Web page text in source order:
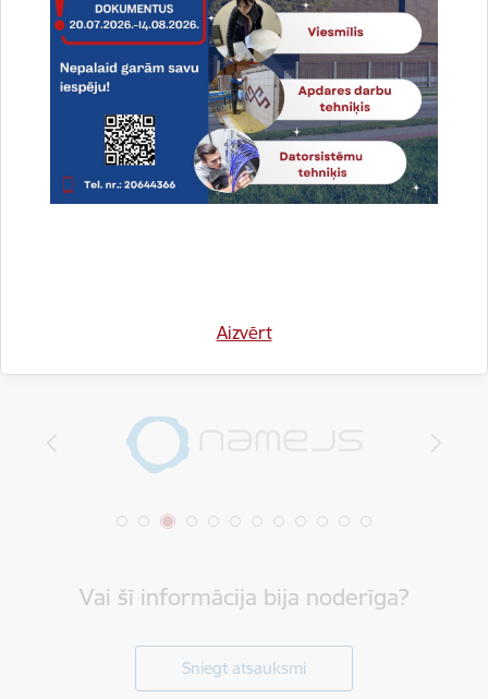
Aizvērt
Saistītas tēmas
Aktualitātes: Ekskursija
Drukāt lapu
Vai šī informācija bija noderīga?
Sniegt atsauksmi